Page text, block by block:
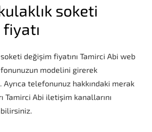
soketi
değişim fiyatını Tamirci Abi web
modelini girerek
telefonunuz hakkındaki merak
Tamirci Abi iletişim kanallarını